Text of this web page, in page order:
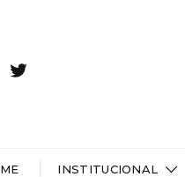
INSTITUCIONAL